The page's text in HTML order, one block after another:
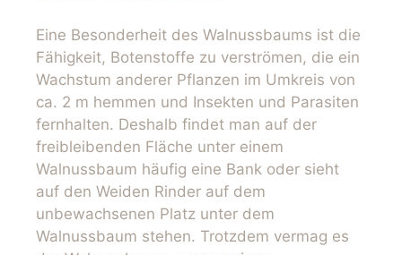
Eine Besonderheit des Walnussbaums ist die
Fähigkeit, Botenstoffe zu verströmen, die ein
Wachstum anderer Pflanzen im Umkreis von
ca. 2 m hemmen und Insekten und Parasiten
fernhalten. Deshalb findet man auf der
freibleibenden Fläche unter einem
Walnussbaum häufig eine Bank oder sieht
auf den Weiden Rinder auf dem
unbewachsenen Platz unter dem
Walnussbaum stehen. Trotzdem vermag es